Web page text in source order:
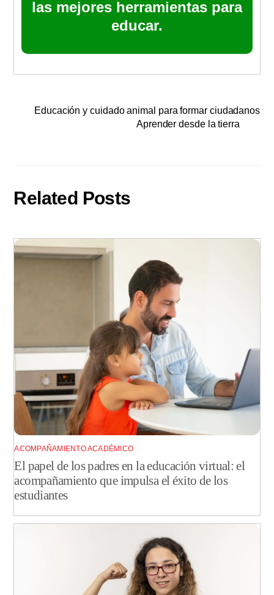
las mejores herramientas para
educar.
Educación y cuidado animal para formar ciudadanos
Aprender desde la tierra
Related Posts
ACOMPAÑAMIENTO ACADÉMICO
El papel de los padres en la educación virtual: el
acompañamiento que impulsa el éxito de los
estudiantes